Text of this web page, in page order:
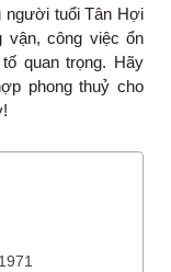
người tuổi Tân Hợi
vận, công việc ổn
quan trọng. Hãy
phong thuỷ cho